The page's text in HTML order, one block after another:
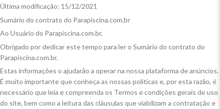
Última modificação: 15/12/2021
Sumário do contrato do Parapiscina.com.br
Ao Usuário do Parapiscina.com.br,
Obrigado por dedicar este tempo para ler o Sumário do contrato do
Parapiscina.com.br.
Estas informações o ajudarão a operar na nossa plataforma de anúncios.
É muito importante que conheça as nossas políticas e, por esta razão, é
necessário que leia e compreenda os Termos e condições gerais de uso
do site, bem como a leitura das cláusulas que viabilizam a contratação e